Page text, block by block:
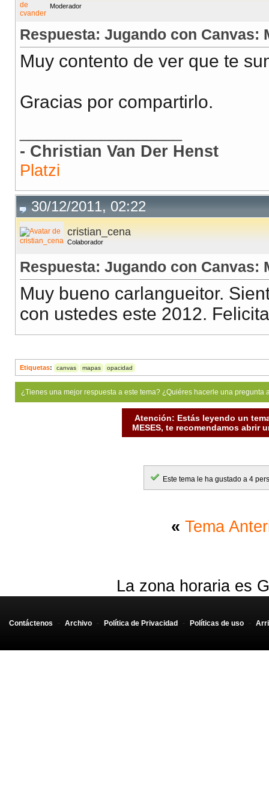
Moderador
Respuesta: Jugando con Canvas:
Muy contento de ver que te
Gracias por compartirlo.
- Christian Van Der Henst
Platzi
30/12/2011, 02:22
cristian_cena
Colaborador
Respuesta: Jugando con Canvas:
Muy bueno carlangueitor.
con ustedes este 2012.
Etiquetas: canvas mapas opacidad
¿Tienes una mejor respuesta a este tema? ¿Quiéres hacerle una
Atención: Estás leyendo un
MESES, te recomendamos abrir
Este tema le ha gustado a 4
« Tema
La zona horaria es
Contáctenos - Archivo - Política de Privacidad - Políticas de uso -